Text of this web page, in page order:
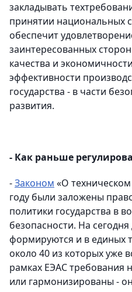
закладывать
принятии национальных
обеспечит
заинтересованных
качества и
эффективности
государства - в части
развития.
- Как раньше
-Законом «О
году были заложены
политики государства в
безопасности. На
формируются и в единых
около 40 из которых уже
рамках ЕЭАС требования
или гармонизированы -